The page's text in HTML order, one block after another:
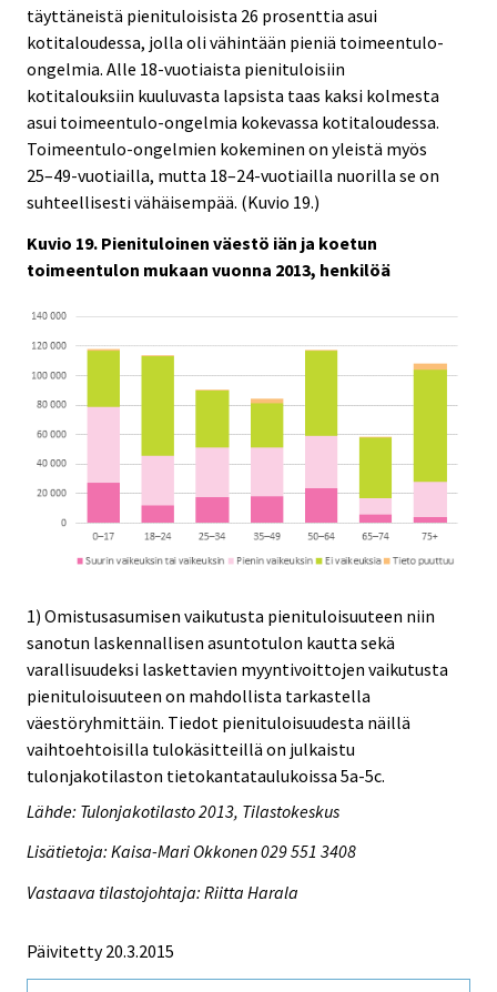
täyttäneistä pienituloisista 26 prosenttia asui
kotitaloudessa, jolla oli vähintään pieniä toimeentulo-
ongelmia. Alle 18-vuotiaista pienituloisiin
kotitalouksiin kuuluvasta lapsista taas kaksi kolmesta
asui toimeentulo-ongelmia kokevassa kotitaloudessa.
Toimeentulo-ongelmien kokeminen on yleistä myös
25–49-vuotiailla, mutta 18–24-vuotiailla nuorilla se on
suhteellisesti vähäisempää. (Kuvio 19.)
Kuvio 19. Pienituloinen väestö iän ja koetun
toimeentulon mukaan vuonna 2013, henkilöä
1) Omistusasumisen vaikutusta pienituloisuuteen niin
sanotun laskennallisen asuntotulon kautta sekä
varallisuudeksi laskettavien myyntivoittojen vaikutusta
pienituloisuuteen on mahdollista tarkastella
väestöryhmittäin. Tiedot pienituloisuudesta näillä
vaihtoehtoisilla tulokäsitteillä on julkaistu
tulonjakotilaston tietokantataulukoissa 5a-5c.
Lähde: Tulonjakotilasto 2013, Tilastokeskus
Lisätietoja: Kaisa-Mari Okkonen 029 551 3408
Vastaava tilastojohtaja: Riitta Harala
Päivitetty 20.3.2015